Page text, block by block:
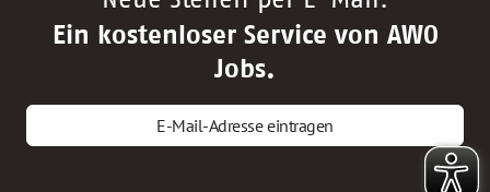
Ein kostenloser Service von AWO
Jobs.
E-Mail-Adresse eintragen